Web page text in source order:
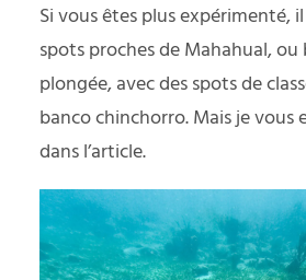
Si vous êtes plus expérimenté,
spots proches de Mahahual, ou
plongée, avec des spots de
banco chinchorro. Mais je vous
dans l’article.